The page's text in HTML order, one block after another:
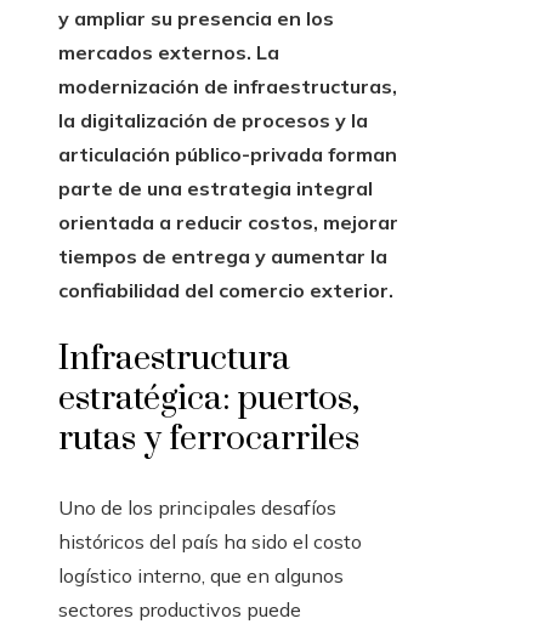
y ampliar su presencia en los
mercados externos. La
modernización de infraestructuras,
la digitalización de procesos y la
articulación público-privada forman
parte de una estrategia integral
orientada a reducir costos, mejorar
tiempos de entrega y aumentar la
confiabilidad del comercio exterior.
Infraestructura
estratégica: puertos,
rutas y ferrocarriles
Uno de los principales desafíos
históricos del país ha sido el costo
logístico interno, que en algunos
sectores productivos puede